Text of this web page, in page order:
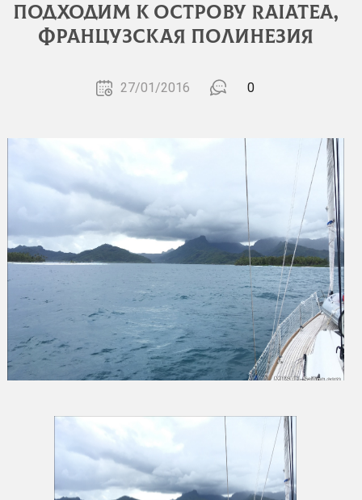
Подходим к острову Raiatea,
Французская Полинезия
27/01/2016 0